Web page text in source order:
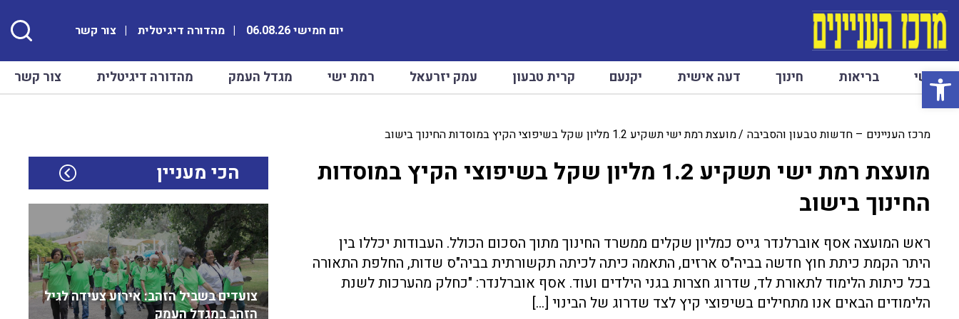
פתח סרגל נגישות
יום חמישי 06.08.26 מהדורה דיגיטלית צור קשר
ראשי בריאות חינוך דעה אישית יקנעם קרית טבעון עמק יזרעאל רמת ישי מגדל העמק מהדורה דיגיטלית צור קשר
מרכז העניינים – חדשות טבעון והסביבה מועצת רמת ישי תשקיע 1.2 מליון שקל בשיפוצי הקיץ במוסדות החינוך בישוב
מועצת רמת ישי תשקיע 1.2 מליון שקל בשיפוצי הקיץ במוסדות
החינוך בישוב
ראש המועצה אסף אוברלנדר גייס כמליון שקלים ממשרד החינוך מתוך הסכום הכולל. העבודות יכללו בין
היתר הקמת כיתת חוץ חדשה בביה"ס ארזים, התאמה כיתה לכיתה תקשורתית בביה"ס שדות, החלפת התאורה
בכל כיתות הלימוד לתאורת לד, שדרוג חצרות בגני הילדים ועוד. אסף אוברלנדר: "כחלק מהערכות לשנת
הלימודים הבאים אנו מתחילים בשיפוצי קיץ לצד שדרוג של הבינוי […]
הכי מעניין
צועדים בשביל הזהב: אירוע צעידה לגיל
הזהב במגדל העמק